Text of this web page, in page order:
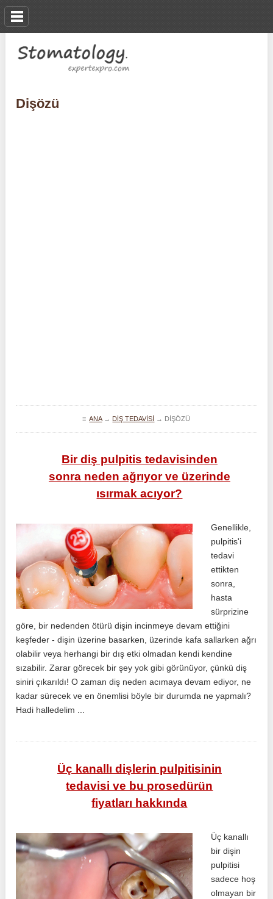
Dişözü
≡ANA→ DIŞ TEDAVISI → DIŞÖZÜ
Bir diş pulpitis tedavisinden
sonra neden ağrıyor ve üzerinde
ısırmak acıyor?
Genellikle,
pulpitis'i
tedavi
ettikten
sonra,
hasta
sürprizine
göre, bir nedenden ötürü dişin incinmeye devam ettiğini
keşfeder - dişin üzerine basarken, üzerinde kafa sallarken ağrı
olabilir veya herhangi bir dış etki olmadan kendi kendine
sızabilir. Zarar görecek bir şey yok gibi görünüyor, çünkü diş
siniri çıkarıldı! O zaman diş neden acımaya devam ediyor, ne
kadar sürecek ve en önemlisi böyle bir durumda ne yapmalı?
Hadi halledelim ...
Üç kanallı dişlerin pulpitisinin
tedavisi ve bu prosedürün
fiyatları hakkında
Üç kanallı
bir dişin
pulpitisi
sadece hoş
olmayan bir